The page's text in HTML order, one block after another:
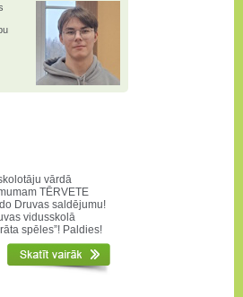
vārdā
TĒRVETE
Druvas saldējumu!
vidusskolā
spēles”! Paldies!